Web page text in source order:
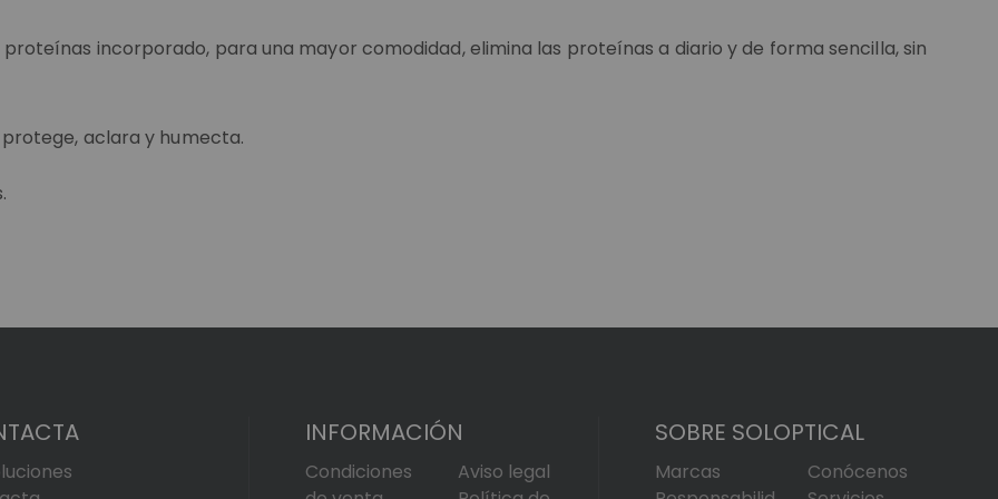
proteínas incorporado, para una mayor comodidad, elimina las proteínas a diario y de forma sencilla, sin
protege, aclara y humecta.
INFORMACIÓN
Condiciones
Aviso legal
SOBRE SOLOPTICAL
Marcas
Conócenos